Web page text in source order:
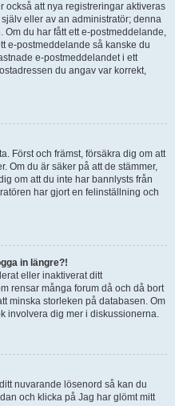
också att nya registreringar aktiveras
eller av an administratör; denna
du har fått ett e-postmeddelande,
e-postmeddelande så kanske du
e-postmeddelandet i ett
du angav var korrekt,
Först och främst, försäkra dig om att
Om du är säker på att de stämmer,
om att du inte har bannlysts från
har gjort en felinställning och
in längre?!
eller inaktiverat ditt
rensar många forum då och då bort
minska storleken på databasen. Om
involvera dig mer i diskussionerna.
nuvarande lösenord så kan du
och klicka på Jag har glömt mitt